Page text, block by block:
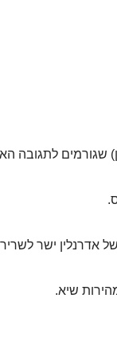
שגורמים לתגובה
אדרנלין ישר
שיא.